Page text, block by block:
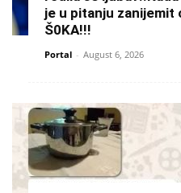
je u pitanju zanijemit
Š0KA!!!
Portal - August 6, 2026